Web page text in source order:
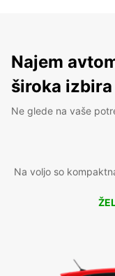
Najem
široka
Ne glede na vaše
Na voljo so